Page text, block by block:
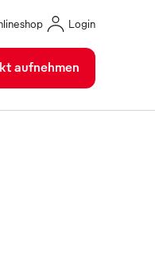
Login
aufnehmen